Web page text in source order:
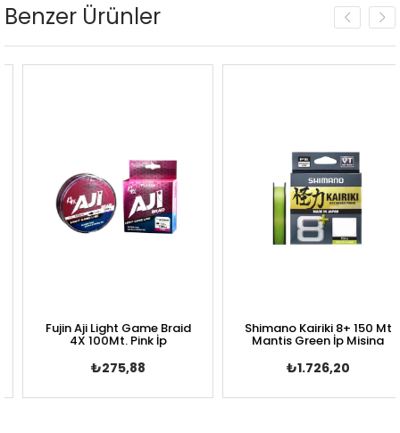
Benzer Ürünler
Fujin Aji Light Game Braid
4X 100Mt. Pink İp
₺275,88
Shimano Kairiki 8+ 150 Mt
Mantis Green İp Misina
₺1.726,20